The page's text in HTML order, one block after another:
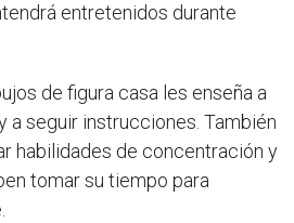
entretenidos durante
de figura casa les enseña a
a seguir instrucciones. También
habilidades de concentración y
tomar su tiempo para